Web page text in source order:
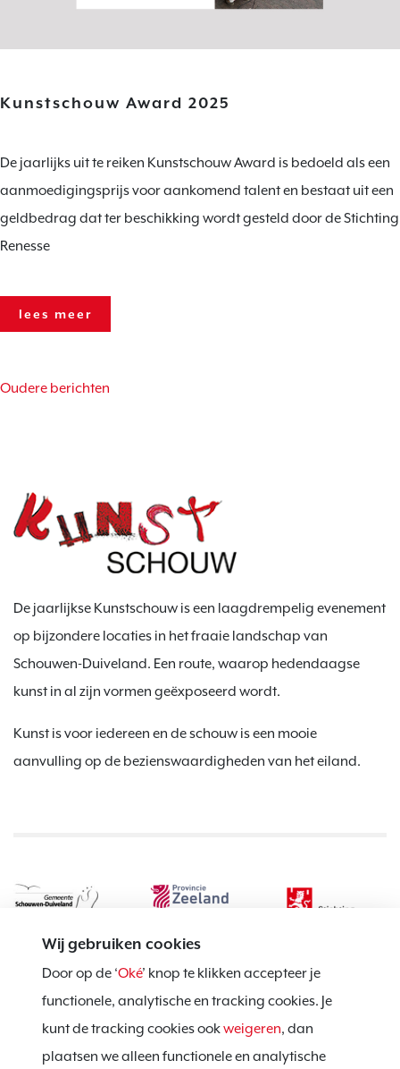
Kunstschouw Award 2025
De jaarlijks uit te reiken Kunstschouw Award is bedoeld als een
aanmoedigingsprijs voor aankomend talent en bestaat uit een
geldbedrag dat ter beschikking wordt gesteld door de Stichting
Renesse
lees meer
berichtennavigatie
Oudere berichten
Wij gebruiken cookies
Door op de ‘Oké’ knop te klikken accepteer je
functionele, analytische en tracking cookies. Je
kunt de tracking cookies ookweigeren, dan
plaatsen we alleen functionele en analytische
De jaarlijkse Kunstschouw is een laagdrempelig evenement
op bijzondere locaties in het fraaie landschap van
Schouwen-Duiveland. Een route, waarop hedendaagse
kunst in al zijn vormen geëxposeerd wordt.
Kunst is voor iedereen en de schouw is een mooie
aanvulling op de bezienswaardigheden van het eiland.